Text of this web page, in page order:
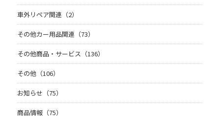
車外リペア関連（2）
その他カー用品関連（73）
その他商品・サービス（136）
その他（106）
お知らせ（75）
商品情報（75）